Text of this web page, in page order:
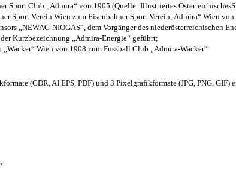
Sport Club „Admira“ von 1905 (Quelle: Illustriertes
Sport Verein Wien zum Eisenbahner Sport Verein„Admira“ Wien
„NEWAG-NIOGAS“, dem Vorgänger des niederösterreichischen
Kurzbezeichnung „Admira-Energie“ geführt;
Wien von 1908 zum Fussball Club „Admira-Wacker“
(CDR, AI EPS, PDF) und 3 Pixelgrafikformate (JPG, PNG, GIF)